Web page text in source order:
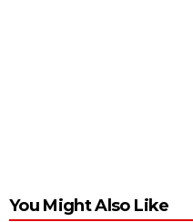
You Might Also Like